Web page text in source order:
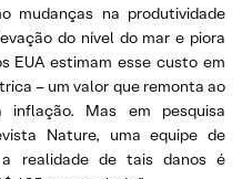
mudanças na produtividade
do nível do mar e piora
EUA estimam esse custo em
– um valor que remonta ao
inflação. Mas em pesquisa
Nature, uma equipe de
realidade de tais danos é